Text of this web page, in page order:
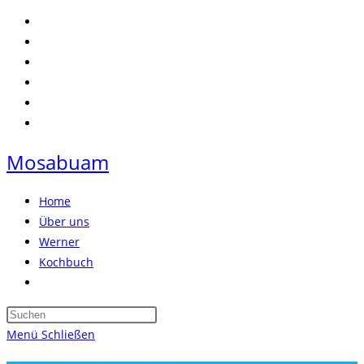
Zum
Inhalt
springen
Mosabuam
Home
Über uns
Werner
Kochbuch
umschalten
Press
Menü Schließen